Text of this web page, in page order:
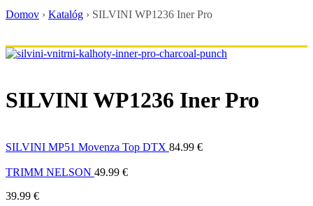
Domov › Katalóg › SILVINI WP1236 Iner Pro
SILVINI WP1236 Iner Pro
SILVINI MP51 Movenza Top DTX 84.99 €
TRIMM NELSON 49.99 €
39.99 €